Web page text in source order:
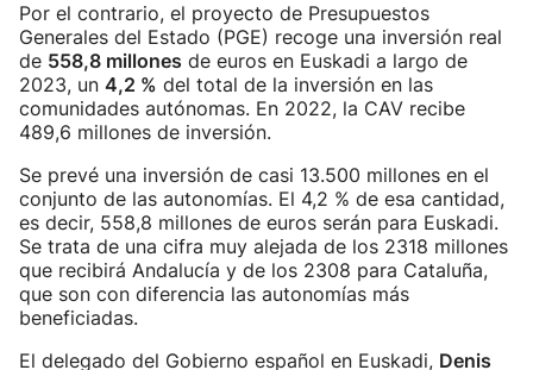
Por el contrario, el proyecto de Presupuestos
Generales del Estado (PGE) recoge una inversión real
de 558,8 millones de euros en Euskadi a largo de
2023, un 4,2 % del total de la inversión en las
comunidades autónomas. En 2022, la CAV recibe
489,6 millones de inversión.
Se prevé una inversión de casi 13.500 millones en el
conjunto de las autonomías. El 4,2 % de esa cantidad,
es decir, 558,8 millones de euros serán para Euskadi.
Se trata de una cifra muy alejada de los 2318 millones
que recibirá Andalucía y de los 2308 para Cataluña,
que son con diferencia las autonomías más
beneficiadas.
El delegado del Gobierno español en Euskadi, Denis